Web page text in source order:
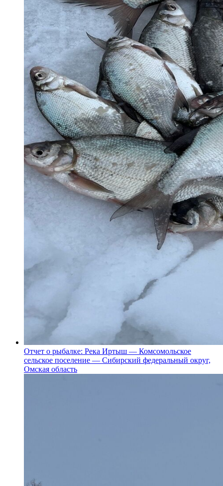
Отчет о рыбалке: Река Иртыш — Комсомольское
сельское поселение — Сибирский федеральный округ,
Омская область